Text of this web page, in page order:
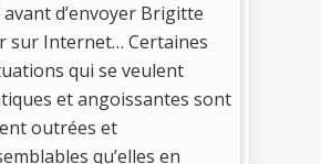
d’envoyer Brigitte
sur Internet… Certaines
qui se veulent
et angoissantes sont
outrées et
qu’elles en